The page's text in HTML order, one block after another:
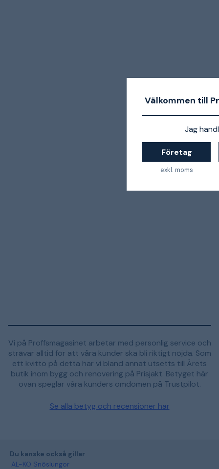
Välkommen till
Jag
Företag
exkl. moms
Vi på Proffsmagasinet arbetar med personlig service och
strävar alltid för att våra kunder ska bli riktigt nöjda. Som
ett kvitto på detta har vi bland annat utsetts till Årets
butik inom bygg och renovering på Prisjakt. Betyget här
ovan speglar våra kunders omdömen på Trustpilot.
Se alla betyg och recensioner här
Du kanske också gillar
AL-KO Snöslungor